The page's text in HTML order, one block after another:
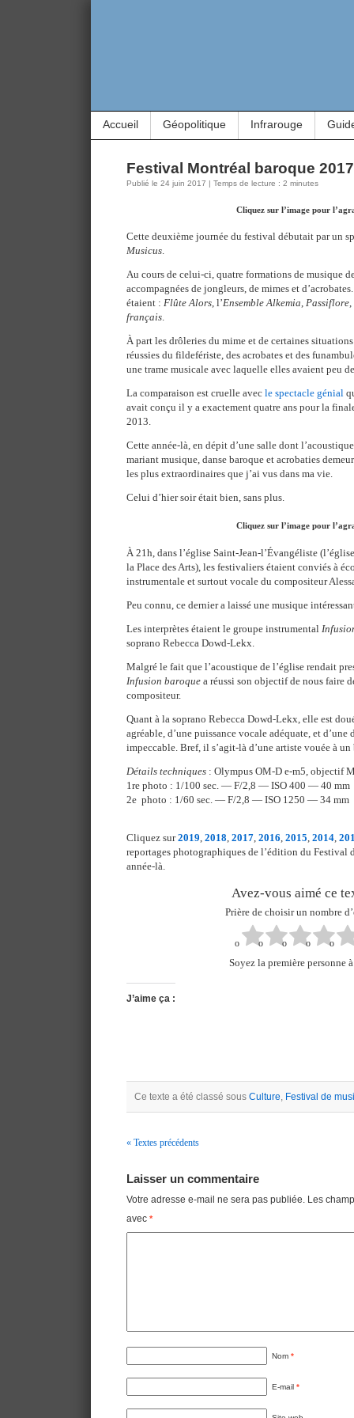
Accueil Géopolitique Infrarouge
Festival Montréal baroque
Publié le 24 juin 2017 | Temps de lecture : 2 minutes
Cliquez sur l’image pour
Cette deuxième journée du festival débutait par un
Musicus.
Au cours de celui-ci, quatre formations de musique
accompagnées de jongleurs, de mimes et
étaient : Flûte Alors, l’Ensemble Alkemia, Passiflore,
français.
À part les drôleries du mime et de certaines situations
réussies du fildefériste, des acrobates et des
une trame musicale avec laquelle elles avaient peu
La comparaison est cruelle avec le spectacle génial
avait conçu il y a exactement quatre ans pour la
2013.
Cette année-là, en dépit d’une salle dont
mariant musique, danse baroque et acrobaties
les plus extraordinaires que j’ai vus dans ma vie.
Celui d’hier soir était bien, sans plus.
Cliquez sur l’image pour
À 21h, dans l’église Saint-Jean-l’Évangéliste
la Place des Arts), les festivaliers étaient conviés à
instrumentale et surtout vocale du compositeur
Peu connu, ce dernier a laissé une musique
Les interprètes étaient le groupe instrumental
soprano Rebecca Dowd-Lekx.
Malgré le fait que l’acoustique de l’église rendait
Infusion baroque a réussi son objectif de nous faire
compositeur.
Quant à la soprano Rebecca Dowd-Lekx, elle est
agréable, d’une puissance vocale adéquate, et
impeccable. Bref, il s’agit-là d’une artiste vouée à
Détails techniques : Olympus OM-D e-m5, objectif
1re photo : 1/100 sec. — F/2,8 — ISO 400 — 40 mm
2e photo : 1/60 sec. — F/2,8 — ISO 1250 — 34 mm
Cliquez sur2019 2018 2017 2016 2015 2014
reportages photographiques de l’édition du Festival
année-là.
Avez-vous aimé ce
Prière de choisir un nombre
Soyez la première personne
J’aime ça :
Ce texte a été classé sous Culture Festival de
« Textes précédents
Laisser un commentaire
Votre adresse e-mail ne sera pas publiée. Les
avec *
Nom *
E-mail *